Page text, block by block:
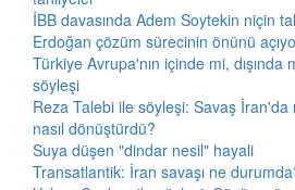
İBB davasında Adem Soytekin niçin
Erdoğan çözüm sürecinin önünü
Türkiye Avrupa'nın içinde mi, dışında
söyleşi
Reza Talebi ile söyleşi: Savaş
nasıl dönüştürdü?
Suya düşen "dindar nesil" hayali
Transatlantik: İran savaşı ne